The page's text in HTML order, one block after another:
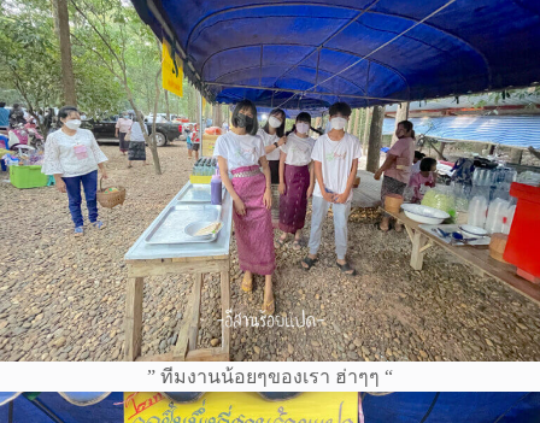
” ทีมงานน้อยๆของเรา ฮ่าๆๆ “